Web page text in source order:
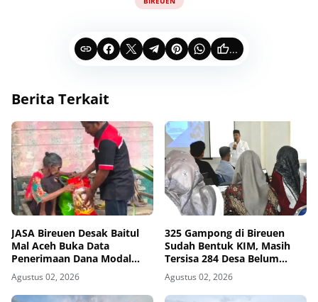
...
Berita Terkait
JASA Bireuen Desak Baitul
Mal Aceh Buka Data
Penerimaan Dana Modal
Usaha 2026 ke Publik
Agustus 02, 2026
325 Gampong di Bireuen
Sudah Bentuk KIM, Masih
Tersisa 284 Desa Belum
Terjangkau
Agustus 02, 2026